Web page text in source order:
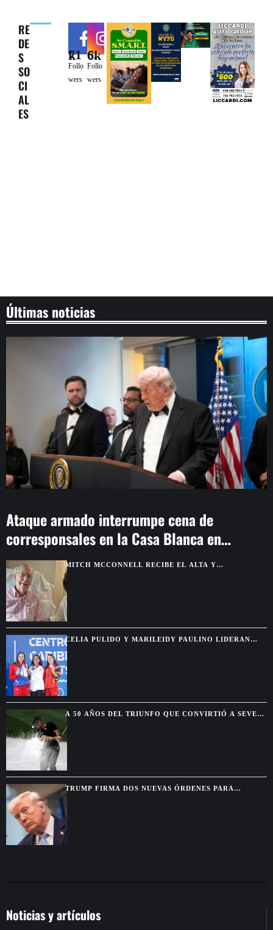
RE
DE
S
SO
CI
AL
ES
71k
Follo
wers
6.6k
Follo
wers
Últimas noticias
Ataque armado interrumpe cena de
corresponsales en la Casa Blanca en
WashingtonMITCH MCCONNELL RECIBE EL ALTA Y
CONTINUARÁ SU RECUPERACIÓN DESDE CASA
CELIA PULIDO Y MARILEIDY PAULINO LIDERAN
LAS 20 FIGURAS DE SANTO DOMINGO 2026
A 50 AÑOS DEL TRIUNFO QUE CONVIRTIÓ A SEVE
TRUMP FIRMA DOS NUEVAS ÓRDENES PARA
Noticias y artículos